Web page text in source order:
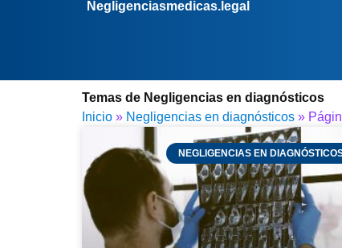
Negligenciasmedicas.legal
Temas de Negligencias en diagnósticos
Inicio » Negligencias en diagnósticos »
NEGLIGENCIAS EN